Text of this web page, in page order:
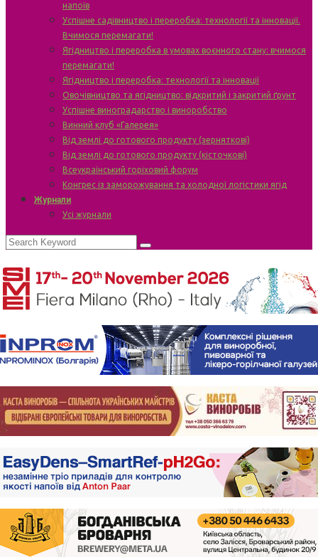
напоїв
Успішне садівництво і переробка: технології та інновації.
Вчимося перемагати!
Ягідництво і переробка в умовах воєнного стану: вчимося
перемагати!
Ягідництво і переробка: технології та інновації
Овочівництво та ягідництво: відкритий і закритий ґрунт
Успішне виноградарство і виноробство
Винний клуб «Галерея»
Від землі до готового продукту (зерняткові)
Від землі до готового продукту (кісточкові)
Всеукраїнський горіховий форум
Конгрес із заморожування та холодної логістики ягід
Журнали
Усі журнали